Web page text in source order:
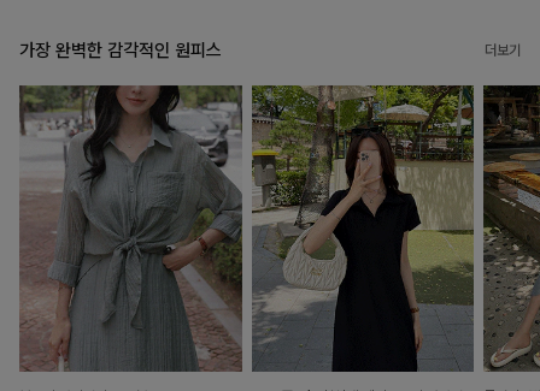
가장 완벽한 감각적인 원피스 더보기